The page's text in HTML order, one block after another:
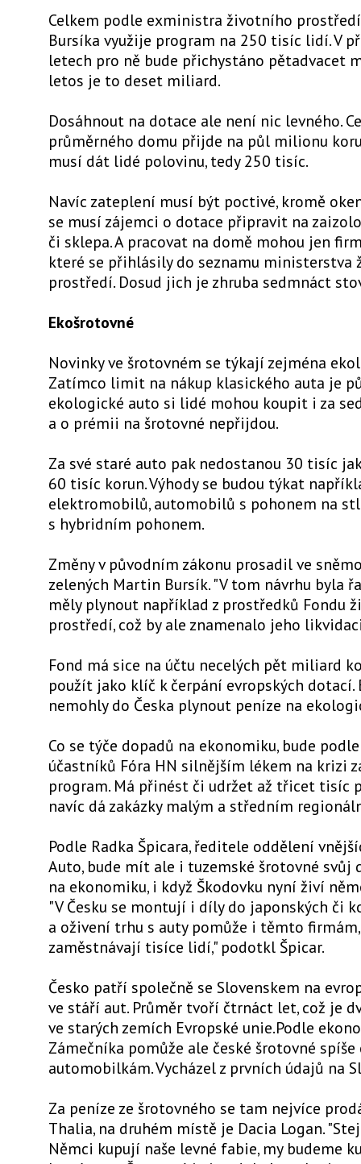
Celkem podle exministra životního
Bursíka využije program na 250 tisíc lidí. V
letech pro ně bude přichystáno pětadvacet
letos je to deset miliard.
Dosáhnout na dotace ale není nic levného.
průměrného domu přijde na půl milionu
musí dát lidé polovinu, tedy 250 tisíc.
Navíc zateplení musí být poctivé, kromě
se musí zájemci o dotace připravit na
či sklepa. A pracovat na domě mohou jen
které se přihlásily do seznamu ministerstva
prostředí. Dosud jich je zhruba sedmnáct
Ekošrotovné
Novinky ve šrotovném se týkají zejména
Zatímco limit na nákup klasického auta je
ekologické auto si lidé mohou koupit i za
a o prémii na šrotovné nepřijdou.
Za své staré auto pak nedostanou 30 tisíc
60 tisíc korun. Výhody se budou týkat
elektromobilů, automobilů s pohonem na
s hybridním pohonem.
Změny v původním zákonu prosadil ve
zelených Martin Bursík. "V tom návrhu byla
měly plynout například z prostředků Fondu
prostředí, což by ale znamenalo jeho
Fond má sice na účtu necelých pět miliard
použít jako klíč k čerpání evropských dotací.
nemohly do Česka plynout peníze na
Co se týče dopadů na ekonomiku, bude
účastníků Fóra HN silnějším lékem na krizi
program. Má přinést či udržet až třicet tisíc
navíc dá zakázky malým a středním
Podle Radka Špicara, ředitele oddělení
Auto, bude mít ale i tuzemské šrotovné svůj
na ekonomiku, i když Škodovku nyní živí
"V Česku se montují i díly do japonských či
a oživení trhu s auty pomůže i těmto
zaměstnávají tisíce lidí," podotkl Špicar.
Česko patří společně se Slovenskem na
ve stáří aut. Průměr tvoří čtrnáct let, což je
ve starých zemích Evropské unie.Podle
Zámečníka pomůže ale české šrotovné
automobilkám. Vycházel z prvních údajů na
Za peníze ze šrotovného se tam nejvíce
Thalia, na druhém místě je Dacia Logan.
Němci kupují naše levné fabie, my budeme